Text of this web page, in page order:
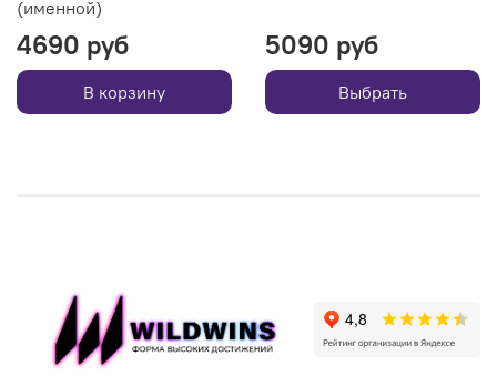
(именной)
4690 руб
В корзину
5090 руб
Выбрать